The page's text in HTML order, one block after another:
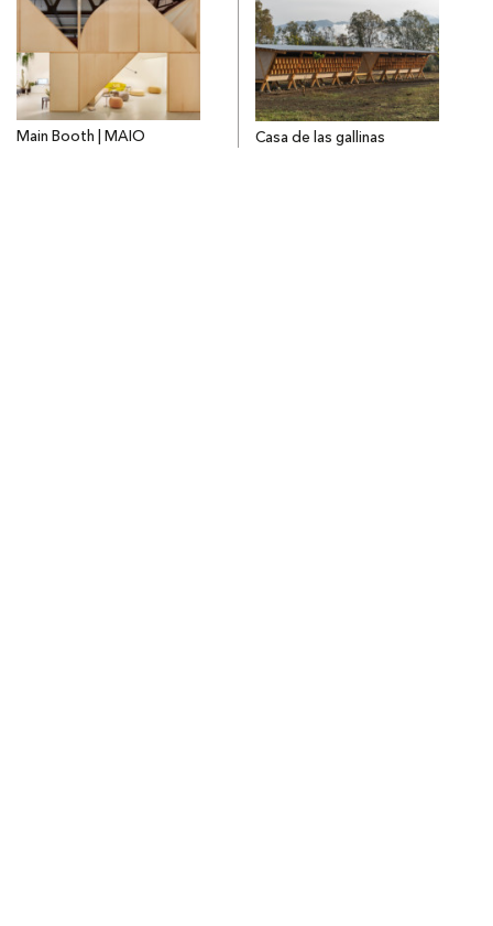
Main Booth | MAIO Casa de las gallinas